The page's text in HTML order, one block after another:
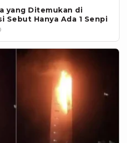
yang Ditemukan di
Sebut Hanya Ada 1 Senpi